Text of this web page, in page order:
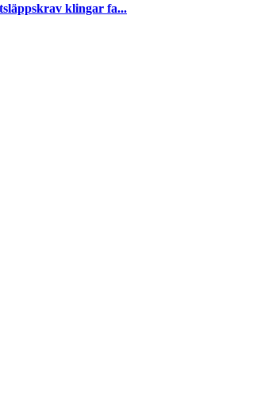
klingar fa...